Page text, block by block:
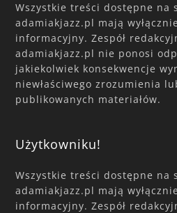
Wszystkie treści dostępne
adamiakjazz.pl mają
informacyjny. Zespół
adamiakjazz.pl nie ponosi
jakiekolwiek konsekwencje
niewłaściwego zrozumienia
publikowanych materiałów.
Użytkowniku!
Wszystkie treści dostępne
adamiakjazz.pl mają
informacyjny. Zespół